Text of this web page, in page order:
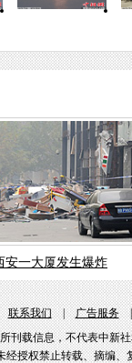
安一大厦发生爆炸
联系我们|广告服务
刊载信息，不代表中新
经授权禁止转载、摘编、